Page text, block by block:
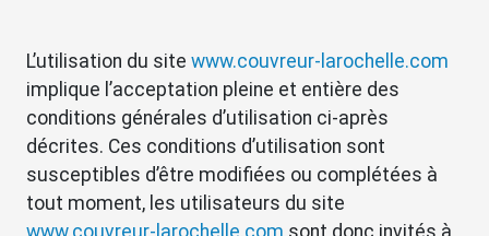
L’utilisation du site www.couvreur-larochelle.com
implique l’acceptation pleine et entière des
conditions générales d’utilisation ci-après
décrites. Ces conditions d’utilisation sont
susceptibles d’être modifiées ou complétées à
tout moment, les utilisateurs du site
www.couvreur-larochelle.com sont donc invités à